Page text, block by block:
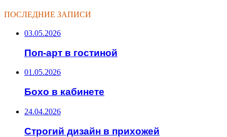
ПОСЛЕДНИЕ ЗАПИСИ
03.05.2026
Поп-арт в гостиной
01.05.2026
Бохо в кабинете
24.04.2026
Строгий дизайн в прихожей